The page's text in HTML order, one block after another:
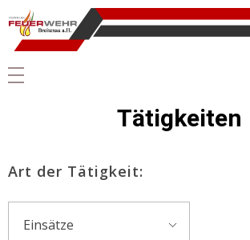
Tätigkeiten
Art der Tätigkeit: